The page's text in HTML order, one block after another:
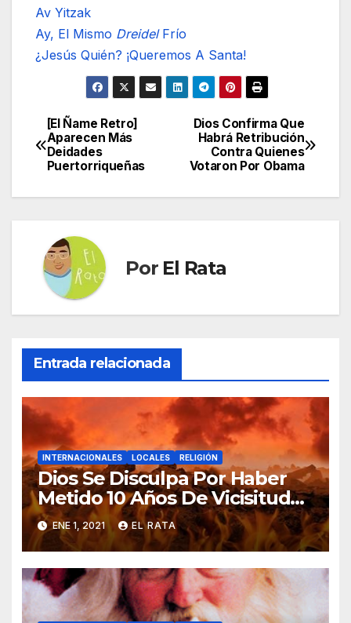
Av Yitzak
Ay, El Mismo DreidelFrío
¿Jesús Quién? ¡Queremos A Santa!
Navegación
de
entradas
Dios Confirma Que
Habrá Retribución
Contra Quienes
Votaron Por Obama
[El Ñame Retro]
Aparecen Más
Deidades
Puertorriqueñas
Por El Rata
Entrada relacionada
INTERNACIONALES LOCALES RELIGIÓN
Dios Se Disculpa Por Haber
Metido 10 Años De Vicisitudes
En El 2020
ENE 1, 2021 EL RATA